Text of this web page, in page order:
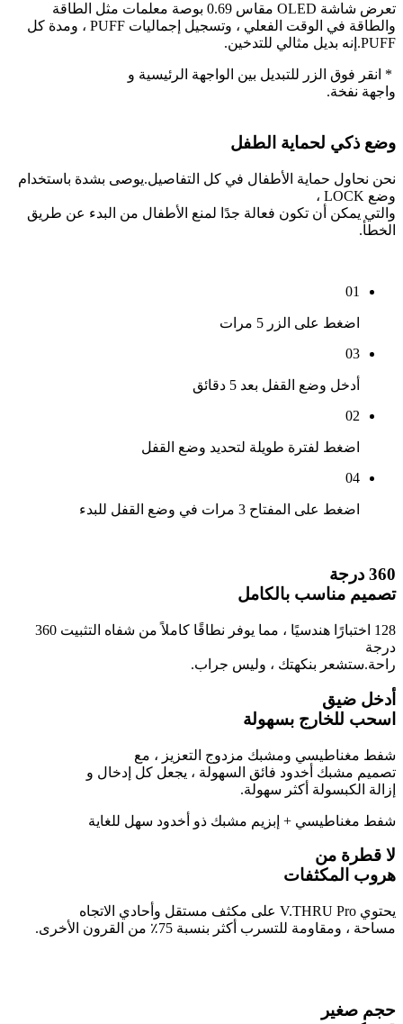
تعرض شاشة OLED مقاس 0.69 بوصة معلمات مثل الطاقة
والطاقة في الوقت الفعلي ، وتسجيل إجماليات PUFF ، ومدة كل
PUFF.إنه بديل مثالي للتدخين.
* انقر فوق الزر للتبديل بين الواجهة الرئيسية و
واجهة نفخة.
وضع ذكي لحماية الطفل
نحن نحاول حماية الأطفال في كل التفاصيل.يوصى بشدة باستخدام
وضع LOCK ،
والتي يمكن أن تكون فعالة جدًا لمنع الأطفال من البدء عن طريق
الخطأ.
01
اضغط على الزر 5 مرات
03
أدخل وضع القفل بعد 5 دقائق
02
اضغط لفترة طويلة لتحديد وضع القفل
04
اضغط على المفتاح 3 مرات في وضع القفل للبدء
360 درجة
تصميم مناسب بالكامل
128 اختبارًا هندسيًا ، مما يوفر نطاقًا كاملاً من شفاه التثبيت 360
درجة
راحة.ستشعر بنكهتك ، وليس جراب.
أدخل ضيق
اسحب للخارج بسهولة
شفط مغناطيسي ومشبك مزدوج التعزيز ، مع
تصميم مشبك أخدود فائق السهولة ، يجعل كل إدخال و
إزالة الكبسولة أكثر سهولة.
شفط مغناطيسي + إبزيم مشبك ذو أخدود سهل للغاية
لا قطرة من
هروب المكثفات
يحتوي V.THRU Pro على مكثف مستقل وأحادي الاتجاه
مساحة ، ومقاومة للتسرب أكثر بنسبة 75٪ من القرون الأخرى.
حجم صغير